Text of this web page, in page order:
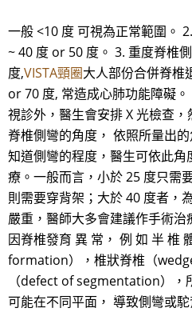
一般 <10 度 可視為正常範圍。
~ 40 度 or 50 度。 3. 重度脊椎
度,VISTA頸圈大人部份合併脊椎
or 70 度, 常造成心肺功能障礙。
視診外，醫生會安排 X 光檢查
脊椎側彎的角度， 依照所量出
知道側彎的程度，醫生可依此
療。一般而言，小於 25 度只需
則需要穿背架；大於 40 度者，
嚴重，醫師大多會建議作手術
因脊椎發育 異 常， 例 如 半 椎
formation），椎狀脊椎（
（defect of segmentation），
可能在不同平面， 導致側彎或